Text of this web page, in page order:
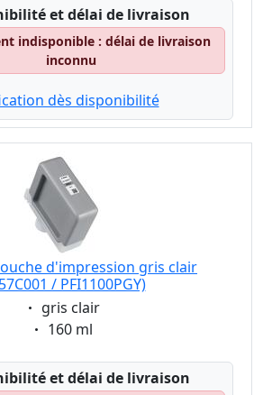
et délai de livraison
indisponible : délai de livraison
inconnu
dès disponibilité
d'impression gris clair
/ PFI1100PGY)
Eigenschaft:
gris clair
Eigenschaft:
160 ml
et délai de livraison